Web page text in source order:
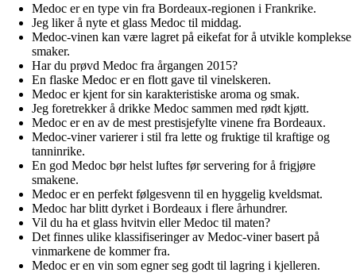
Medoc er en type vin fra Bordeaux-regionen i Frankrike.
Jeg liker å nyte et glass Medoc til middag.
Medoc-vinen kan være lagret på eikefat for å utvikle komplekse
smaker.
Har du prøvd Medoc fra årgangen 2015?
En flaske Medoc er en flott gave til vinelskeren.
Medoc er kjent for sin karakteristiske aroma og smak.
Jeg foretrekker å drikke Medoc sammen med rødt kjøtt.
Medoc er en av de mest prestisjefylte vinene fra Bordeaux.
Medoc-viner varierer i stil fra lette og fruktige til kraftige og
tanninrike.
En god Medoc bør helst luftes før servering for å frigjøre
smakene.
Medoc er en perfekt følgesvenn til en hyggelig kveldsmat.
Medoc har blitt dyrket i Bordeaux i flere århundrer.
Vil du ha et glass hvitvin eller Medoc til maten?
Det finnes ulike klassifiseringer av Medoc-viner basert på
vinmarkene de kommer fra.
Medoc er en vin som egner seg godt til lagring i kjelleren.